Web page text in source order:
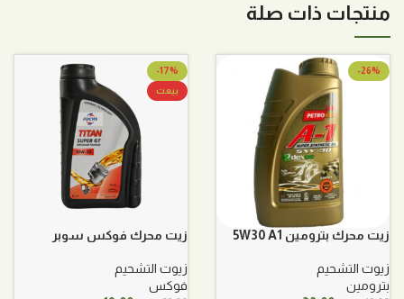
منتجات ذات صلة
-26%
زيت محرك بترومين 5W30 A1
زيوت التشحيم
بترومين
-17%
بيعت
زيت محرك فوكس سوبر
زيوت التشحيم
فوكس